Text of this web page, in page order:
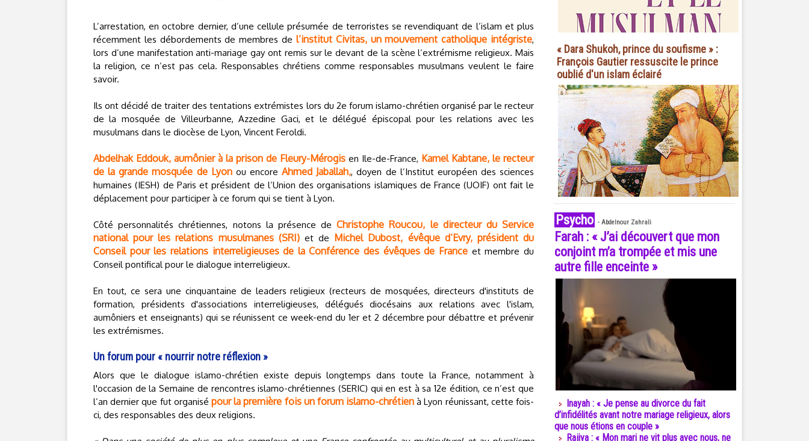
L’arrestation, en octobre dernier, d’une cellule présumée de terroristes se revendiquant de l’islam et plus
récemment les débordements de membres de l’institut Civitas, un mouvement catholique intégriste,
lors d’une manifestation anti-mariage gay ont remis sur le devant de la scène l’extrémisme religieux. Mais
la religion, ce n’est pas cela. Responsables chrétiens comme responsables musulmans veulent le faire
savoir.
Ils ont décidé de traiter des tentations extrémistes lors du 2e forum islamo-chrétien organisé par le recteur
de la mosquée de Villeurbanne, Azzedine Gaci, et le délégué épiscopal pour les relations avec les
musulmans dans le diocèse de Lyon, Vincent Feroldi.
Abdelhak Eddouk, aumônier à la prison de Fleury-Mérogis en Ile-de-France, Kamel Kabtane, le recteur
de la grande mosquée de Lyon ou encore Ahmed Jaballah,, doyen de l’Institut européen des sciences
humaines (IESH) de Paris et président de l’Union des organisations islamiques de France (UOIF) ont fait le
déplacement pour participer à ce forum qui se tient à Lyon.
Côté personnalités chrétiennes, notons la présence deChristophe Roucou, le directeur du Service
national pour les relations musulmanes (SRI) et de Michel Dubost, évêque d’Evry, président du
Conseil pour les relations interreligieuses de la Conférence des évêques de France et membre du
Conseil pontifical pour le dialogue interreligieux.
En tout, ce sera une cinquantaine de leaders religieux (recteurs de mosquées, directeurs d'instituts de
formation, présidents d'associations interreligieuses, délégués diocésains aux relations avec l'islam,
aumôniers et enseignants) qui se réunissent ce week-end du 1er et 2 décembre pour débattre et prévenir
les extrémismes.
Un forum pour « nourrir notre réflexion »
Alors que le dialogue islamo-chrétien existe depuis longtemps dans toute la France, notamment à
l'occasion de la Semaine de rencontres islamo-chrétiennes (SERIC) qui en est à sa 12e édition, ce n’est que
l’an dernier que fut organisé pour la première fois un forum islamo-chrétienà Lyon réunissant, cette fois-
ci, des responsables des deux religions.
« Dara Shukoh, prince du soufisme » :
François Gautier ressuscite le prince
oublié d'un islam éclairé
Psycho - Abdelnour Zahrali
Farah : « J’ai découvert que mon
conjoint m’a trompée et mis une
autre fille enceinte »
Inayah : « Je pense au divorce du fait
d’infidélités avant notre mariage religieux, alors
que nous étions en couple »
Rajiya : « Mon mari ne vit plus avec nous, ne